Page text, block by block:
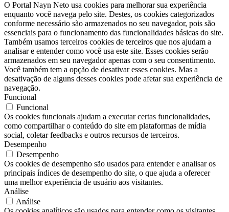
O Portal Nayn Neto usa cookies para melhorar sua experiência
enquanto você navega pelo site. Destes, os cookies categorizados
conforme necessário são armazenados no seu navegador, pois são
essenciais para o funcionamento das funcionalidades básicas do site.
Também usamos terceiros cookies de terceiros que nos ajudam a
analisar e entender como você usa este site. Esses cookies serão
armazenados em seu navegador apenas com o seu consentimento.
Você também tem a opção de desativar esses cookies. Mas a
desativação de alguns desses cookies pode afetar sua experiência de
navegação.
Funcional
Funcional
Os cookies funcionais ajudam a executar certas funcionalidades,
como compartilhar o conteúdo do site em plataformas de mídia
social, coletar feedbacks e outros recursos de terceiros.
Desempenho
Desempenho
Os cookies de desempenho são usados ​​para entender e analisar os
principais índices de desempenho do site, o que ajuda a oferecer
uma melhor experiência de usuário aos visitantes.
Análise
Análise